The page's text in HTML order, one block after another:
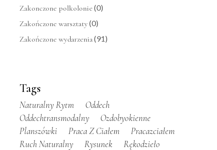
Zakonczone polkolonie(0)
Zakończone warsztaty(0)
Zakończone wydarzenia(91)
Tags
Naturalny Rytm
Oddech
Oddechtransmodalny
Ozdobyokienne
Planszówki
Praca Z Ciałem
Pracazciałem
Ruch Naturalny
Rysunek
Rękodzieło